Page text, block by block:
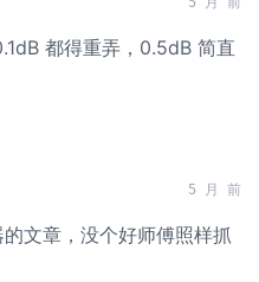
都得重弄，0.5dB 简直
5 月 前
文章，没个好师傅照样抓